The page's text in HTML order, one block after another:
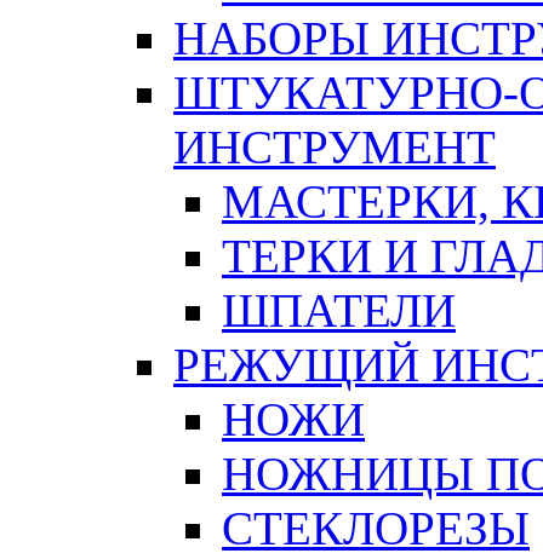
НАБОРЫ
ШТУКАТУРНО-
ИНСТРУМЕНТ
МАСТЕРКИ,
ТЕРКИ И
ШПАТЕЛИ
РЕЖУЩИЙ
НОЖИ
НОЖНИЦЫ
СТЕКЛОРЕЗЫ